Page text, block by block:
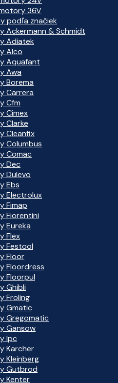
36V
podľa značiek
Ackermann & Schmidt
Adiatek
Alco
Aquafant
Awa
Borema
Carrera
Cfm
Cimex
Clarke
Cleanfix
Columbus
Comac
Dec
Dulevo
Ebs
Electrolux
Fimap
Fiorentini
Eureka
Flex
Festool
Floor
Floordress
Floorpul
Ghibli
Froling
Gmatic
Gregomatic
Gansow
Ipc
Karcher
Kleinberg
Gutbrod
Kenter